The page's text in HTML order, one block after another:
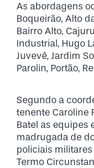
As abordagens
Boqueirão, Alto
Bairro Alto,
Industrial, Hugo
Juvevê, Jardim
Parolin, Portão,
Segundo a
tenente Caroline
Batel as equipes
madrugada de
policiais
Termo